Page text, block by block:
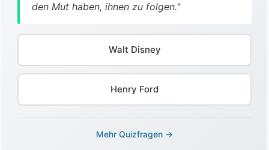
den Mut haben, ihnen zu folgen."
Walt Disney
Henry Ford
Mehr Quizfragen →